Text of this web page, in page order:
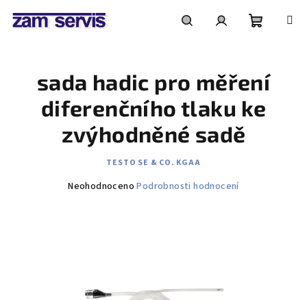
košík
sada hadic pro měření
diferenčního tlaku ke
zvýhodněné sadě
TESTO SE & CO. KGAA
Průměrné
Neohodnoceno Podrobnosti hodnocení